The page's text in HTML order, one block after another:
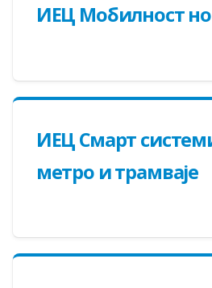
ИЕЦ Мобилност
ИЕЦ Смарт
метро и трамваје